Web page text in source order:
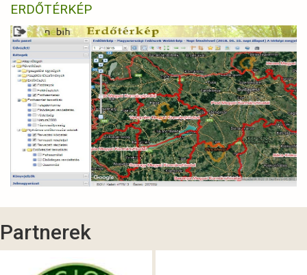
ERDŐTÉRKÉP
Partnerek